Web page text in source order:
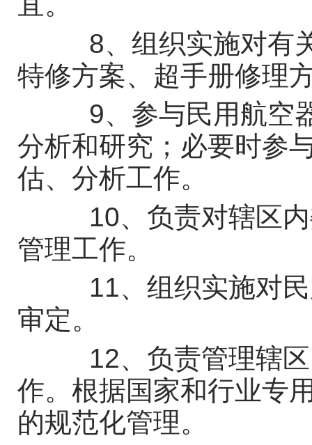
8、组织实施对有关
特修方案、超手册修理
9、参与民用航空器
分析和研究；必要时参
估、分析工作。
10、负责对辖区内
管理工作。
11、组织实施对民
审定。
12、负责管理辖区
作。根据国家和行业专
的规范化管理。